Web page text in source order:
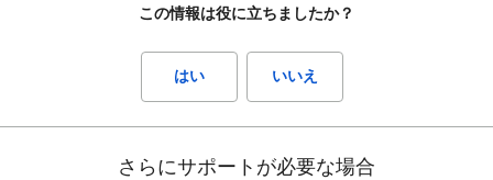
この情報は役に立ちましたか？
はい いいえ
さらにサポートが必要な場合